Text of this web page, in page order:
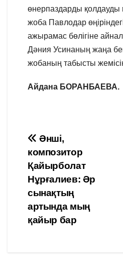
өнерпаздарды қолдауды
жоба Павлодар
ажырамас бөлігіне
Дәния Усинаның жаңа
жобаның табысты
Айдана БОРАНБАЕВА.
Навигация
по
записям
Әнші,
композитор
Қайырболат
Нұрғалиев: Әр
сынақтың
артында мың
қайыр бар